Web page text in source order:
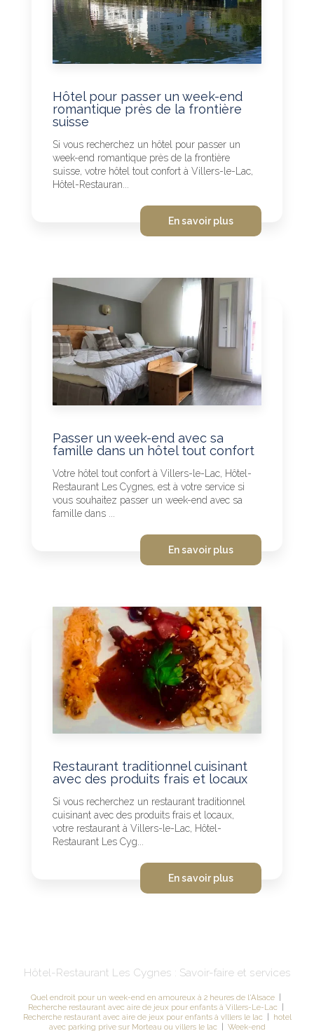
Hôtel pour passer un week-end
romantique près de la frontière
suisse
Si vous recherchez un hôtel pour passer un
week-end romantique près de la frontière
suisse, votre hôtel tout confort à Villers-le-Lac,
Hôtel-Restauran...
En savoir plus
Passer un week-end avec sa
famille dans un hôtel tout confort
Votre hôtel tout confort à Villers-le-Lac, Hôtel-
Restaurant Les Cygnes, est à votre service si
vous souhaitez passer un week-end avec sa
famille dans ...
En savoir plus
Restaurant traditionnel cuisinant
avec des produits frais et locaux
Si vous recherchez un restaurant traditionnel
cuisinant avec des produits frais et locaux,
votre restaurant à Villers-le-Lac, Hôtel-
Restaurant Les Cyg...
En savoir plus
Hôtel-Restaurant Les Cygnes : Savoir-faire et services
Quel endroit pour un week-end en amoureux à 2 heures de l'Alsace |
Recherche restaurant avec aire de jeux pour enfants à Villers-Le-Lac |
Recherche restaurant avec aire de jeux pour enfants à vIllers le lac| hotel
avec parking prive sur Morteau ou villers le lac| Week-end